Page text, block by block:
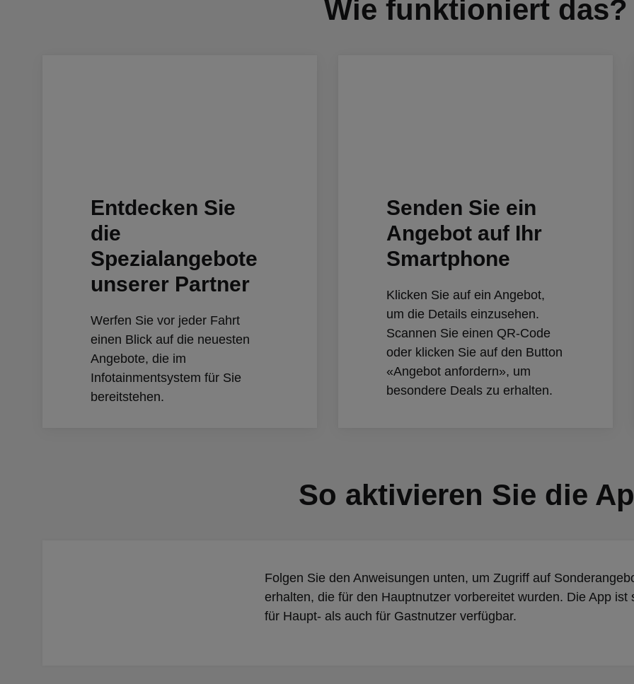
Wie funktioniert das?
Entdecken Sie
die
Spezialangebote
unserer Partner
Werfen Sie vor jeder Fahrt
einen Blick auf die neuesten
Angebote, die im
Infotainmentsystem für Sie
bereitstehen.
Senden Sie ein
Angebot auf Ihr
Smartphone
Klicken Sie auf ein Angebot,
um die Details einzusehen.
Scannen Sie einen QR-Code
oder klicken Sie auf den Button
«Angebot anfordern», um
besondere Deals zu erhalten.
So aktivieren Sie die
Folgen Sie den Anweisungen unten, um Zugriff auf
erhalten, die für den Hauptnutzer vorbereitet wurden. Die App ist
für Haupt- als auch für Gastnutzer verfügbar.